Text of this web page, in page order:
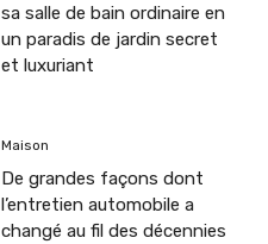
sa salle de bain ordinaire en
un paradis de jardin secret
et luxuriant
Maison
De grandes façons dont
l’entretien automobile a
changé au fil des décennies